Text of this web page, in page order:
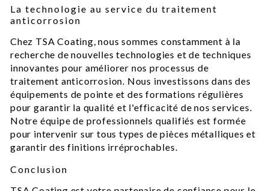
La technologie au service du traitement
anticorrosion
Chez TSA Coating, nous sommes constamment à la
recherche de nouvelles technologies et de techniques
innovantes pour améliorer nos processus de
traitement anticorrosion. Nous investissons dans des
équipements de pointe et des formations régulières
pour garantir la qualité et l'efficacité de nos services.
Notre équipe de professionnels qualifiés est formée
pour intervenir sur tous types de pièces métalliques et
garantir des finitions irréprochables.
Conclusion